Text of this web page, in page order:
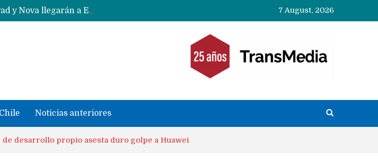
Data Centers de Huawei en Chile, México, Brasil,Perú y Argentina podrían verse afectados por arremetida de EE.UU
Fabricantes suben precios de teléfonos y ganan más dinero en un mercado donde Xiaomi alerta por no mejorar ventas
7 August, 2026
Chile Noticias anteriores
desarrollo propio asesta duro golpe a Huawei